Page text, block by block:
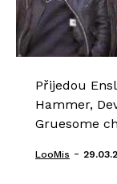
Přijedou
Hammer,
Gruesome
LooMis -